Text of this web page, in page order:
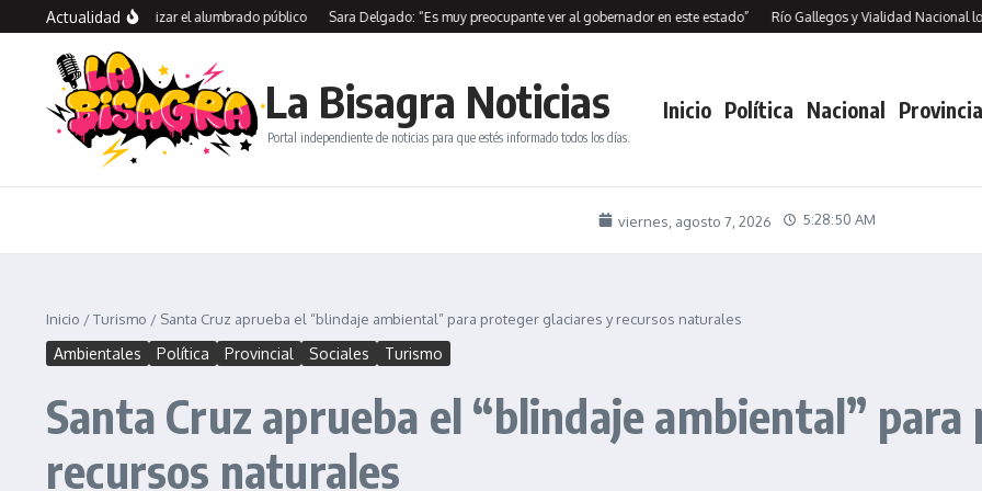
Saltar al contenido
Actualidad
para modernizar el alumbrado público Sara Delgado: “Es muy preocupante ver al gobernador en este estado” Río Gallegos y Vialidad Nacional logran
La Bisagra Noticias
Portal independiente de noticias para que estés informado todos los días.
Inicio Política Nacional
viernes, agosto 7, 2026 5:28:51 AM
Inicio /Turismo / Santa Cruz aprueba el “blindaje ambiental” para proteger glaciares y recursos naturales
Ambientales Política Provincial Sociales Turismo
Santa Cruz aprueba el “blindaje ambiental”
recursos naturales